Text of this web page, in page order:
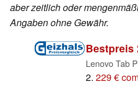
aber zeitlich oder
Angaben ohne Gewähr.
Bestpreis
2. 229 €